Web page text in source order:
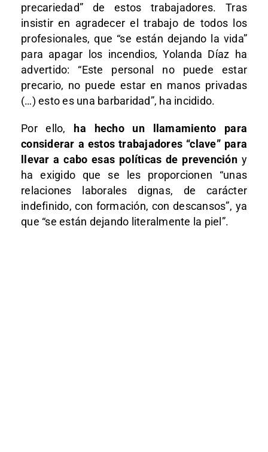
precariedad” de estos trabajadores. Tras
insistir en agradecer el trabajo de todos los
profesionales, que “se están dejando la vida”
para apagar los incendios, Yolanda Díaz ha
advertido: “Este personal no puede estar
precario, no puede estar en manos privadas
(…) esto es una barbaridad”, ha incidido.
Por ello,
ha hecho un llamamiento para
considerar a estos trabajadores “clave” para
llevar a cabo esas políticas de prevencióny
ha exigido que se les proporcionen “unas
relaciones laborales dignas, de carácter
indefinido, con formación, con descansos”, ya
que “se están dejando literalmente la piel”.